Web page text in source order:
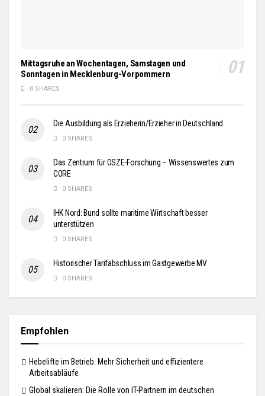
Mittagsruhe an Wochentagen, Samstagen und
Sonntagen in Mecklenburg-Vorpommern
0 SHARES
Die Ausbildung als Erzieherin/Erzieher in Deutschland
0 SHARES
Das Zentrum für OSZE-Forschung – Wissenswertes zum
CORE
0 SHARES
IHK Nord: Bund sollte maritime Wirtschaft besser
unterstützen
0 SHARES
Historischer Tarifabschluss im Gastgewerbe MV
0 SHARES
Empfohlen
Hebelifte im Betrieb: Mehr Sicherheit und effizientere
Arbeitsabläufe
Global skalieren: Die Rolle von IT-Partnern im deutschen